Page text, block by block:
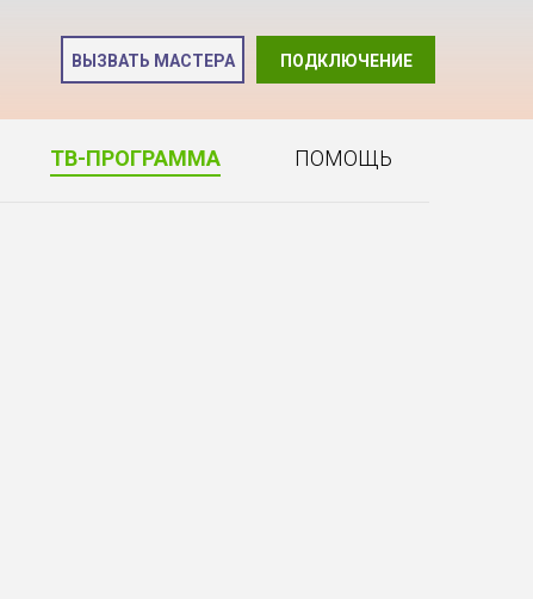
ПОДКЛЮЧЕНИЕ
ВЫЗВАТЬ МАСТЕРА
ТВ-ПРОГРАММА ПОМОЩЬ